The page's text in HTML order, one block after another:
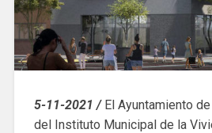
5-11-2021 /El Ayuntamiento
del Instituto Municipal de la